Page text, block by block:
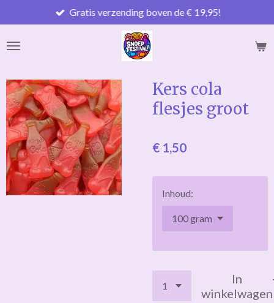
direct
naar
Gratis verzending boven de € 19,95!
Kers cola
flesjes groot
€ 1,50
Inhoud:
In
winkelwagen